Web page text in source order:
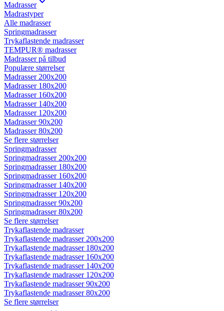
Madrasser
Madrastyper
Alle madrasser
Springmadrasser
Trykaflastende madrasser
TEMPUR® madrasser
Madrasser på tilbud
Populære størrelser
Madrasser 200x200
Madrasser 180x200
Madrasser 160x200
Madrasser 140x200
Madrasser 120x200
Madrasser 90x200
Madrasser 80x200
Se flere størrelser
Springmadrasser
Springmadrasser 200x200
Springmadrasser 180x200
Springmadrasser 160x200
Springmadrasser 140x200
Springmadrasser 120x200
Springmadrasser 90x200
Springmadrasser 80x200
Se flere størrelser
Trykaflastende madrasser
Trykaflastende madrasser 200x200
Trykaflastende madrasser 180x200
Trykaflastende madrasser 160x200
Trykaflastende madrasser 140x200
Trykaflastende madrasser 120x200
Trykaflastende madrasser 90x200
Trykaflastende madrasser 80x200
Se flere størrelser